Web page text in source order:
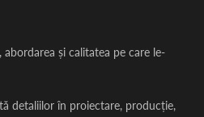
și calitatea pe care le-
detaliilor în proiectare, producție,